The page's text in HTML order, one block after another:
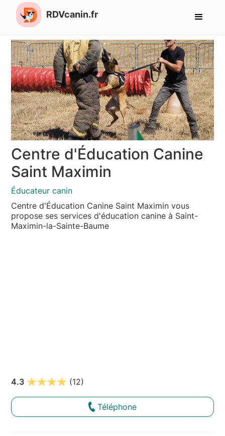
RDVcanin.fr
Centre d'Éducation Canine
Saint Maximin
Éducateur canin
Centre d'Éducation Canine Saint Maximin vous
propose ses services d'éducation canine à Saint-
Maximin-la-Sainte-Baume
4.3 (12)
Téléphone